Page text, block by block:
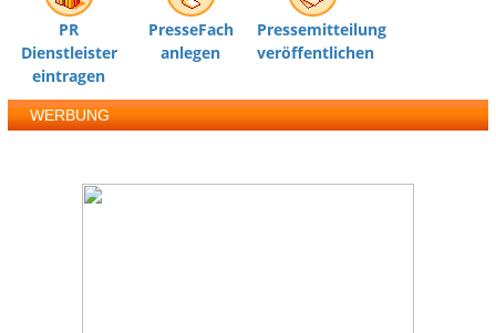
PR
Dienstleister
eintragen
PresseFach
anlegen
Pressemitteilung
veröffentlichen
WERBUNG